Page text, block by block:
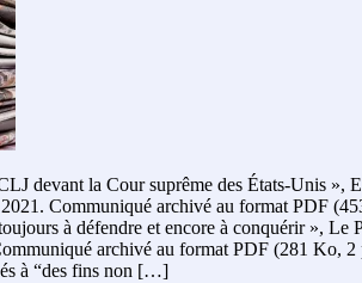
devant la Cour suprême des États-Unis »,
2021. Communiqué archivé au format PDF
à défendre et encore à conquérir », Le
archivé au format PDF (281 Ko,
à “des fins non […]